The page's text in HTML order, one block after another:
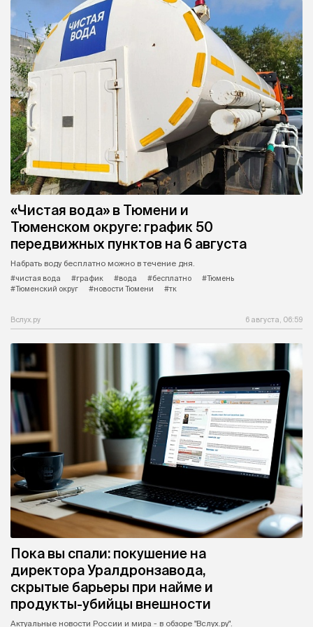
«Чистая вода» в Тюмени и
Тюменском округе: график 50
передвижных пунктов на 6 августа
Набрать воду бесплатно можно в течение дня.
#чистая вода
#график #вода #бесплатно
#Тюмень
#Тюменский округ
#новости Тюмени #тк
Вслух.ру 6 августа, 06:59
Пока вы спали: покушение на
директора Уралдронзавода,
скрытые барьеры при найме и
продукты-убийцы внешности
Актуальные новости России и мира - в обзоре "Вслух.ру".